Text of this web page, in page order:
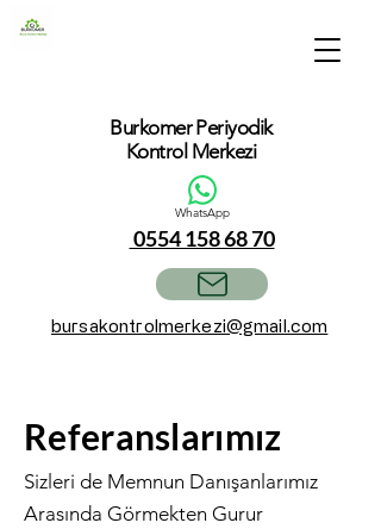
WhatsApp
0554 158 68 70
bursakontrolmerkezi@gmail.com
Burkomer Periyodik
Kontrol Merkezi
Referanslarımız
Sizleri de Memnun Danışanlarımız
Arasında Görmekten Gurur